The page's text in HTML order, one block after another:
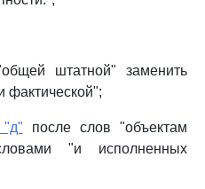
штатной" заменить
фактической";
"д" после слов "объектам
"и исполненных